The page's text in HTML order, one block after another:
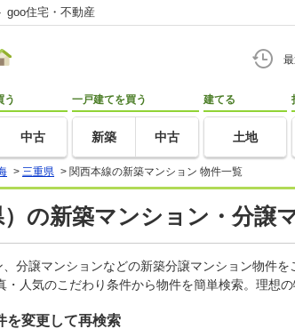
goo住宅・不動産
う
中古
一戸建てを買う
新築 中古
建てる
土地
> 三重県 > 関西本線の新築マンション 物件一覧
）の新築マンション・分譲
分譲マンションなどの新築分譲マンション物件
人気のこだわり条件から物件を簡単検索。理想
を変更して再検索